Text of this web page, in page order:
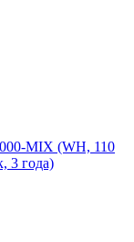
MIX (WH, 110
3 года)